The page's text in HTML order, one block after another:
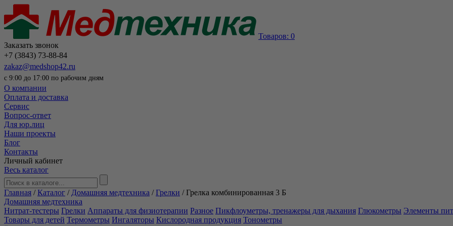
Товаров: 0
Заказать звонок
+7 (3843) 73-88-84
zakaz@medshop42.ru
с 9:00 до 17:00 по рабочим дням
О компании
Оплата и доставка
Сервис
Вопрос-ответ
Для юр.лиц
Наши проекты
Блог
Контакты
Личный кабинет
Весь каталог
Главная /Каталог / Домашняя медтехника /Грелки /Грелка комбинированная 3 Б
Домашняя медтехника
Нитрат-тестеры Грелки Аппараты для физиотерапии Разное Пикфлоуметры, тренажеры для дыхания Глюкометры Элементы
Товары для детей Термометры Ингаляторы Кислородная продукция Тонометры